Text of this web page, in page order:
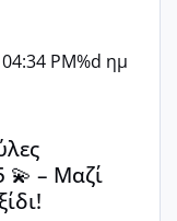
PM%d ημ
2025 💫 – Μαζί
💫 – Μαζί